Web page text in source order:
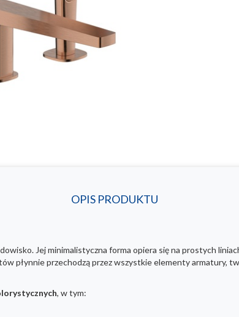
OPIS PRODUKTU
Jej minimalistyczna forma opiera się na prostych
płynnie przechodzą przez wszystkie elementy armatury,
, w tym: